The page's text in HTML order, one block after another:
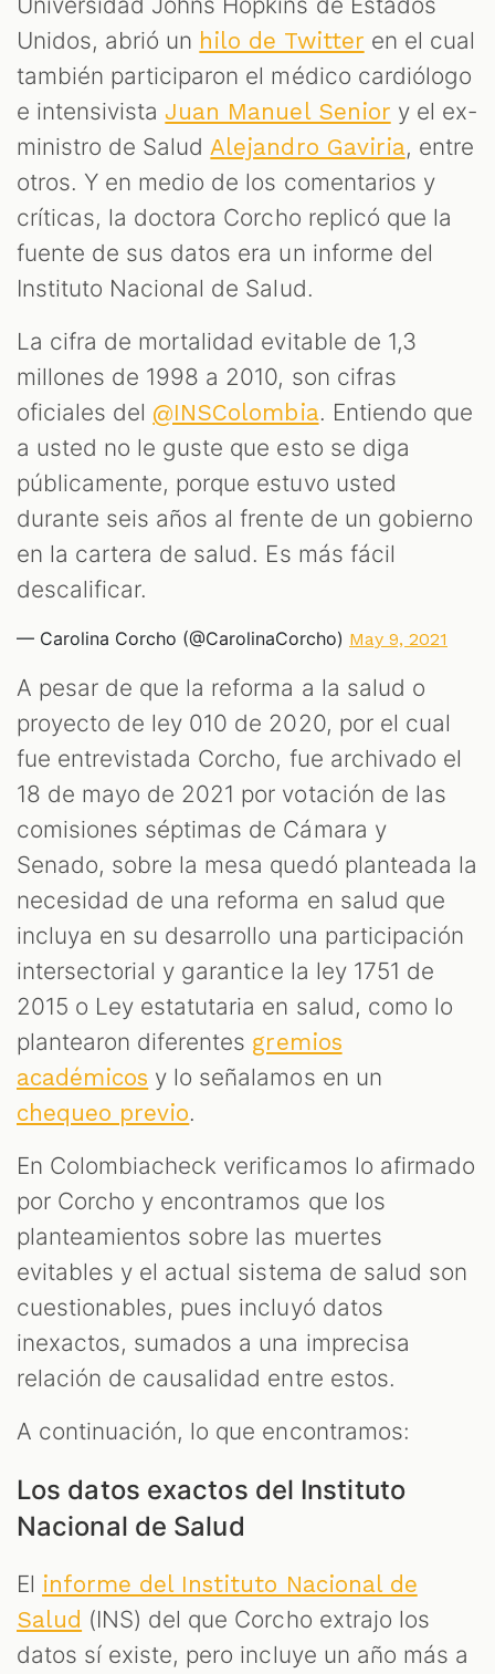
Unidos, abrió un hilo de Twitter en el cual
también participaron el médico cardiólogo
e intensivista Juan Manuel Senior y el ex-
ministro de Salud Alejandro Gaviria, entre
otros. Y en medio de los comentarios y
críticas, la doctora Corcho replicó que la
fuente de sus datos era un informe del
Instituto Nacional de Salud.
La cifra de mortalidad evitable de 1,3
millones de 1998 a 2010, son cifras
oficiales del @INSColombia. Entiendo que
a usted no le guste que esto se diga
públicamente, porque estuvo usted
durante seis años al frente de un gobierno
en la cartera de salud. Es más fácil
descalificar.
— Carolina Corcho (@CarolinaCorcho) May 9, 2021
A pesar de que la reforma a la salud o
proyecto de ley 010 de 2020, por el cual
fue entrevistada Corcho, fue archivado el
18 de mayo de 2021 por votación de las
comisiones séptimas de Cámara y
Senado, sobre la mesa quedó planteada la
necesidad de una reforma en salud que
incluya en su desarrollo una participación
intersectorial y garantice la ley 1751 de
2015 o Ley estatutaria en salud, como lo
plantearon diferentes gremios
académicos y lo señalamos en un
chequeo previo.
En Colombiacheck verificamos lo afirmado
por Corcho y encontramos que los
planteamientos sobre las muertes
evitables y el actual sistema de salud son
cuestionables, pues incluyó datos
inexactos, sumados a una imprecisa
relación de causalidad entre estos.
A continuación, lo que encontramos:
Los datos exactos del Instituto
Nacional de Salud
El informe del Instituto Nacional de
Salud (INS) del que Corcho extrajo los
datos sí existe, pero incluye un año más a